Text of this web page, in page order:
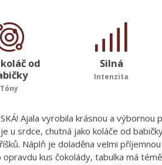
od
Tóny
Silná
Intenzita
Ajala vyrobila krásnou a výbornou
u srdce, chutná jako koláče od
Náplň je doladěna velmi
opravdu kus čokolády, tabulka má